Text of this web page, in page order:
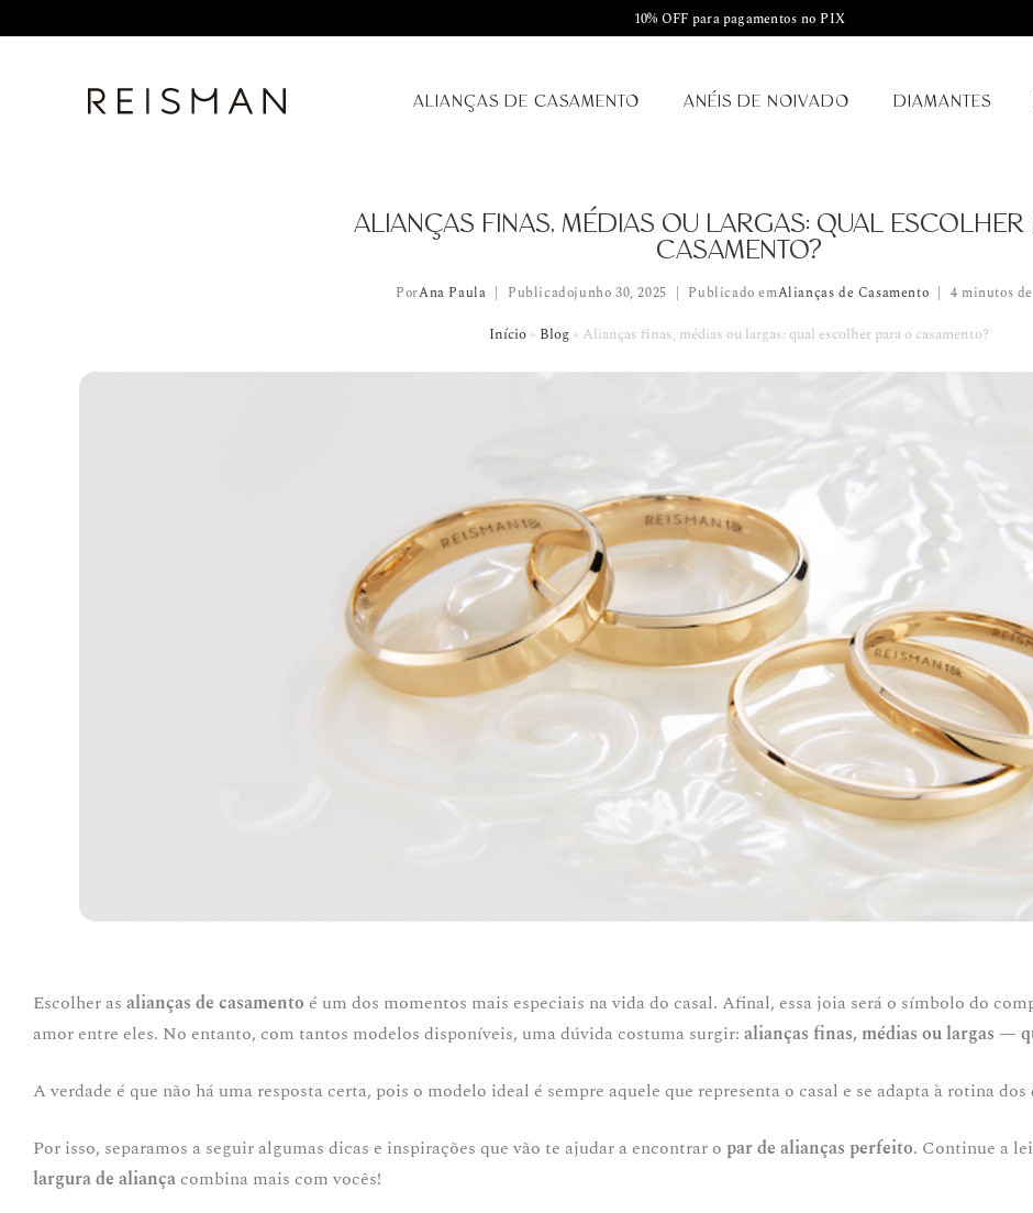
10% OFF para pagamentos no PIX
ALIANÇAS DE CASAMENTO ANÉIS DE NOIVADO DIAMANTES
ALIANÇAS FINAS, MÉDIAS OU LARGAS: QUAL
CASAMENTO?
PorAna Paula Publicadojunho 30, 2025 Publicado emAlianças de Casamento 4 minutos
Início» Blog» Alianças finas, médias ou largas: qual escolher para o casamento?
Escolher as alianças de casamento é um dos momentos mais especiais na vida do casal. Afinal, essa joia será o símbolo do
amor entre eles. No entanto, com tantos modelos disponíveis, uma dúvida costuma surgir: alianças finas, médias ou largas —
A verdade é que não há uma resposta certa, pois o modelo ideal é sempre aquele que representa o casal e se adapta à rotina dos
Por isso, separamos a seguir algumas dicas e inspirações que vão te ajudar a encontrar o par de alianças perfeito. Continue a
largura de aliança combina mais com vocês!